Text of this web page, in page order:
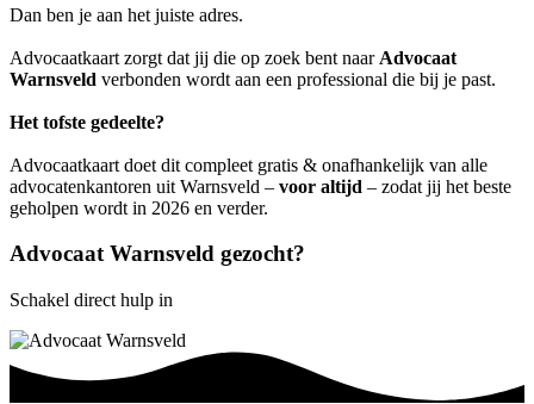
Dan ben je aan het juiste adres.
Advocaatkaart zorgt dat jij die op zoek bent naar Advocaat
Warnsveld verbonden wordt aan een professional die bij je past.
Het tofste gedeelte?
Advocaatkaart doet dit compleet gratis & onafhankelijk van alle
advocatenkantoren uit Warnsveld – voor altijd – zodat jij het beste
geholpen wordt in 2026 en verder.
Advocaat Warnsveld gezocht?
Schakel direct hulp in